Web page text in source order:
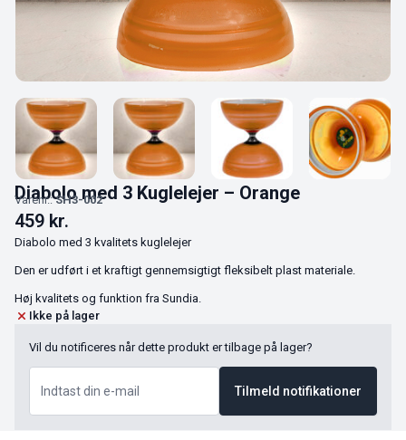
Diabolo med 3 Kuglelejer – Orange
Varenr.:SH3-002
459 kr.
Diabolo med 3 kvalitets kuglelejer
Den er udført i et kraftigt gennemsigtigt fleksibelt plast materiale.
Høj kvalitets og funktion fra Sundia.
Ikke på lager
Vil du notificeres når dette produkt er tilbage på lager?
Tilmeld notifikationer